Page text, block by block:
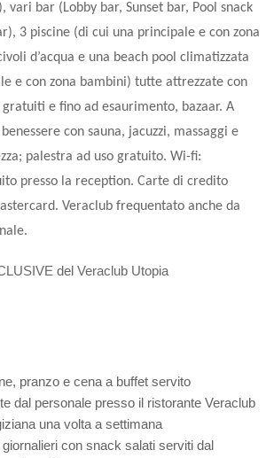
vari bar (Lobby bar, Sunset bar, Pool snack
3 piscine (di cui una principale e con zona
d’acqua e una beach pool climatizzata
e con zona bambini) tutte attrezzate con
e fino ad esaurimento, bazaar. A
con sauna, jacuzzi, massaggi e
palestra ad uso gratuito. Wi-fi:
presso la reception. Carte di credito
Veraclub frequentato anche da
delVeraclub Utopia
pranzo e cena a buffet servito
dal personale presso il ristorante Veraclub
una volta a settimana
con snack salati serviti dal